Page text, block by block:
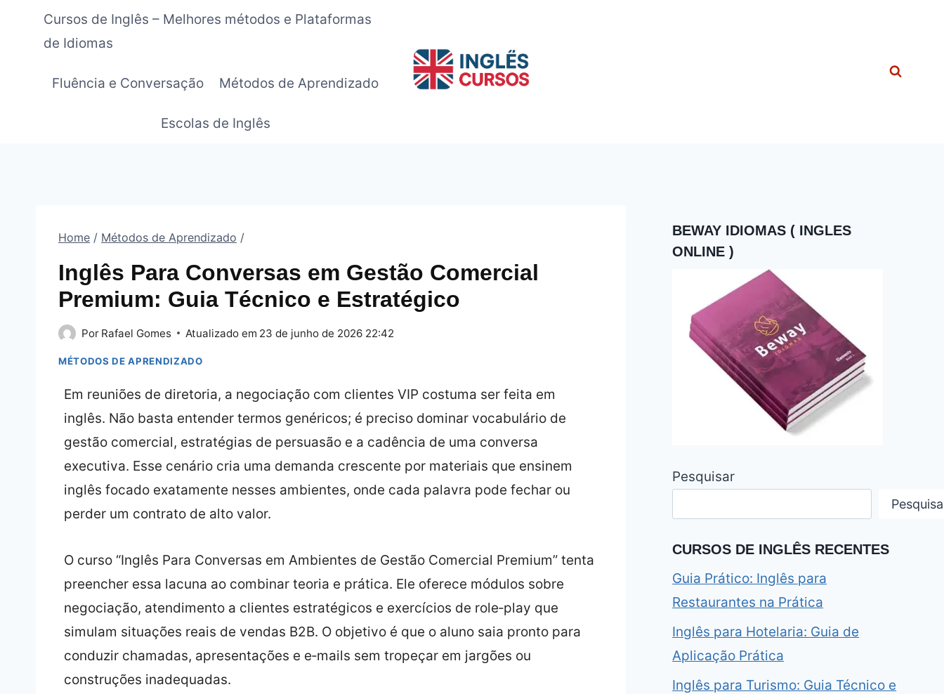
Conteúdo
Cursos de Inglês – Melhores métodos e Plataformas
de Idiomas
Fluência e Conversação Métodos de Aprendizado
Escolas de Inglês
Home / Métodos de Aprendizado /
Inglês Para Conversas em Gestão Comercial
Premium: Guia Técnico e Estratégico
Por Rafael Gomes Atualizado em 23 de junho de 2026 22:42
MÉTODOS DE APRENDIZADO
Em reuniões de diretoria, a negociação com clientes VIP costuma ser feita em
inglês. Não basta entender termos genéricos; é preciso dominar vocabulário de
gestão comercial, estratégias de persuasão e a cadência de uma conversa
executiva. Esse cenário cria uma demanda crescente por materiais que ensinem
inglês focado exatamente nesses ambientes, onde cada palavra pode fechar ou
perder um contrato de alto valor.
O curso “Inglês Para Conversas em Ambientes de Gestão Comercial Premium” tenta
preencher essa lacuna ao combinar teoria e prática. Ele oferece módulos sobre
negociação, atendimento a clientes estratégicos e exercícios de role‑play que
simulam situações reais de vendas B2B. O objetivo é que o aluno saia pronto para
conduzir chamadas, apresentações e e‑mails sem tropeçar em jargões ou
construções inadequadas.
BEWAY IDIOMAS ( INGLES
ONLINE )
Pesquisar
CURSOS DE INGLÊS RECENTES
Guia Prático: Inglês para
Restaurantes na Prática
Inglês para Hotelaria: Guia de
Aplicação Prática
Inglês para Turismo: Guia Técnico e